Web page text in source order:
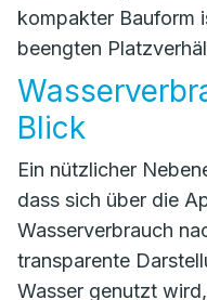
kompakter Bauform
beengten
Blick
Ein nützlicher
dass sich über die
Wasserverbrauch
transparente
Wasser genutzt